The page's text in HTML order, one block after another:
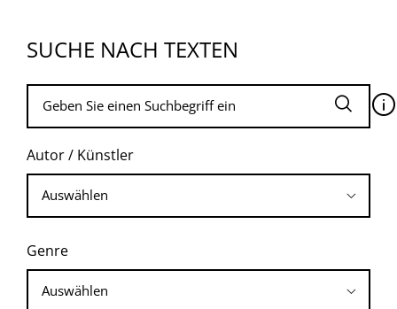
SUCHE NACH TEXTEN
🛈
Autor / Künstler
Genre